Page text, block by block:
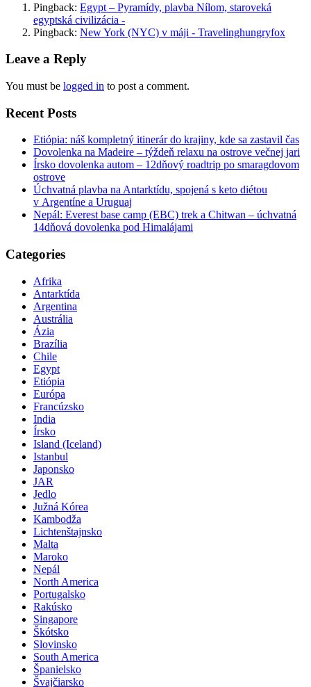
Pingback: Egypt – Pyramídy, plavba Nílom, staroveká
egyptská civilizácia -
Pingback: New York (NYC) v máji - Travelinghungryfox
Leave a Reply
You must be logged in to post a comment.
Recent Posts
Etiópia: náš kompletný itinerár do krajiny, kde sa zastavil čas
Dovolenka na Madeire – týždeň relaxu na ostrove večnej jari
Írsko dovolenka autom – 12dňový roadtrip po smaragdovom
ostrove
Úchvatná plavba na Antarktídu, spojená s keto diétou
v Argentíne a Uruguaj
Nepál: Everest base camp (EBC) trek a Chitwan – úchvatná
14dňová dovolenka pod Himalájami
Categories
Afrika
Antarktída
Argentina
Austrália
Ázia
Brazília
Chile
Egypt
Etiópia
Európa
Francúzsko
India
Írsko
Island (Iceland)
Istanbul
Japonsko
JAR
Jedlo
Južná Kórea
Kambodža
Lichtenštajnsko
Malta
Maroko
Nepál
North America
Portugalsko
Rakúsko
Singapore
Škótsko
Slovinsko
South America
Španielsko
Švajčiarsko